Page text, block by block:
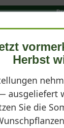
cordifolia
Herbst
ausgeliefert
Sie die